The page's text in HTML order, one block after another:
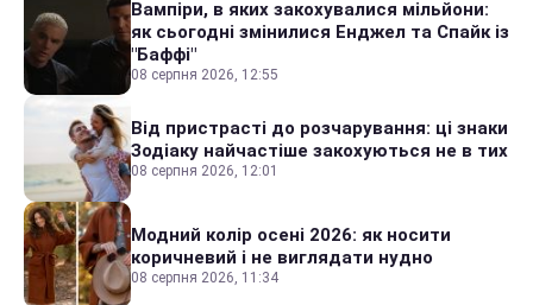
Вампіри, в яких закохувалися мільйони:
як сьогодні змінилися Енджел та Спайк із
"Баффі"
08 серпня 2026, 12:55
Від пристрасті до розчарування: ці знаки
Зодіаку найчастіше закохуються не в тих
08 серпня 2026, 12:01
Модний колір осені 2026: як носити
коричневий і не виглядати нудно
08 серпня 2026, 11:34